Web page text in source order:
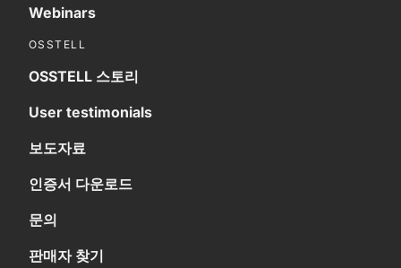
Webinars
OSSTELL
OSSTELL 스토리
User testimonials
보도자료
인증서 다운로드
문의
판매자 찾기